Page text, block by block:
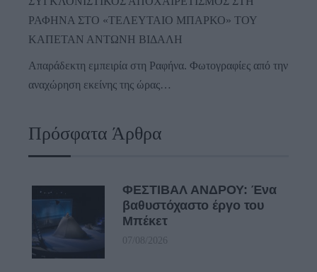
ΡΑΦΗΝΑ ΣΤΟ «ΤΕΛΕΥΤΑΙΟ ΜΠΑΡΚΟ» ΤΟΥ
ΚΑΠΕΤΑΝ ΑΝΤΩΝΗ ΒΙΔΑΛΗ
Απαράδεκτη εμπειρία στη Ραφήνα. Φωτογραφίες από την
αναχώρηση εκείνης της ώρας…
Πρόσφατα Άρθρα
ΦΕΣΤΙΒΑΛ ΑΝΔΡΟΥ: Ένα
βαθυστόχαστο έργο του
Μπέκετ
07/08/2026